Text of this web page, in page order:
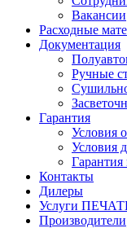
Вакансии
Расходные
Документация
Ручные
Гарантия
Условия
Условия
Гарантия
Контакты
Дилеры
Услуги
Производители